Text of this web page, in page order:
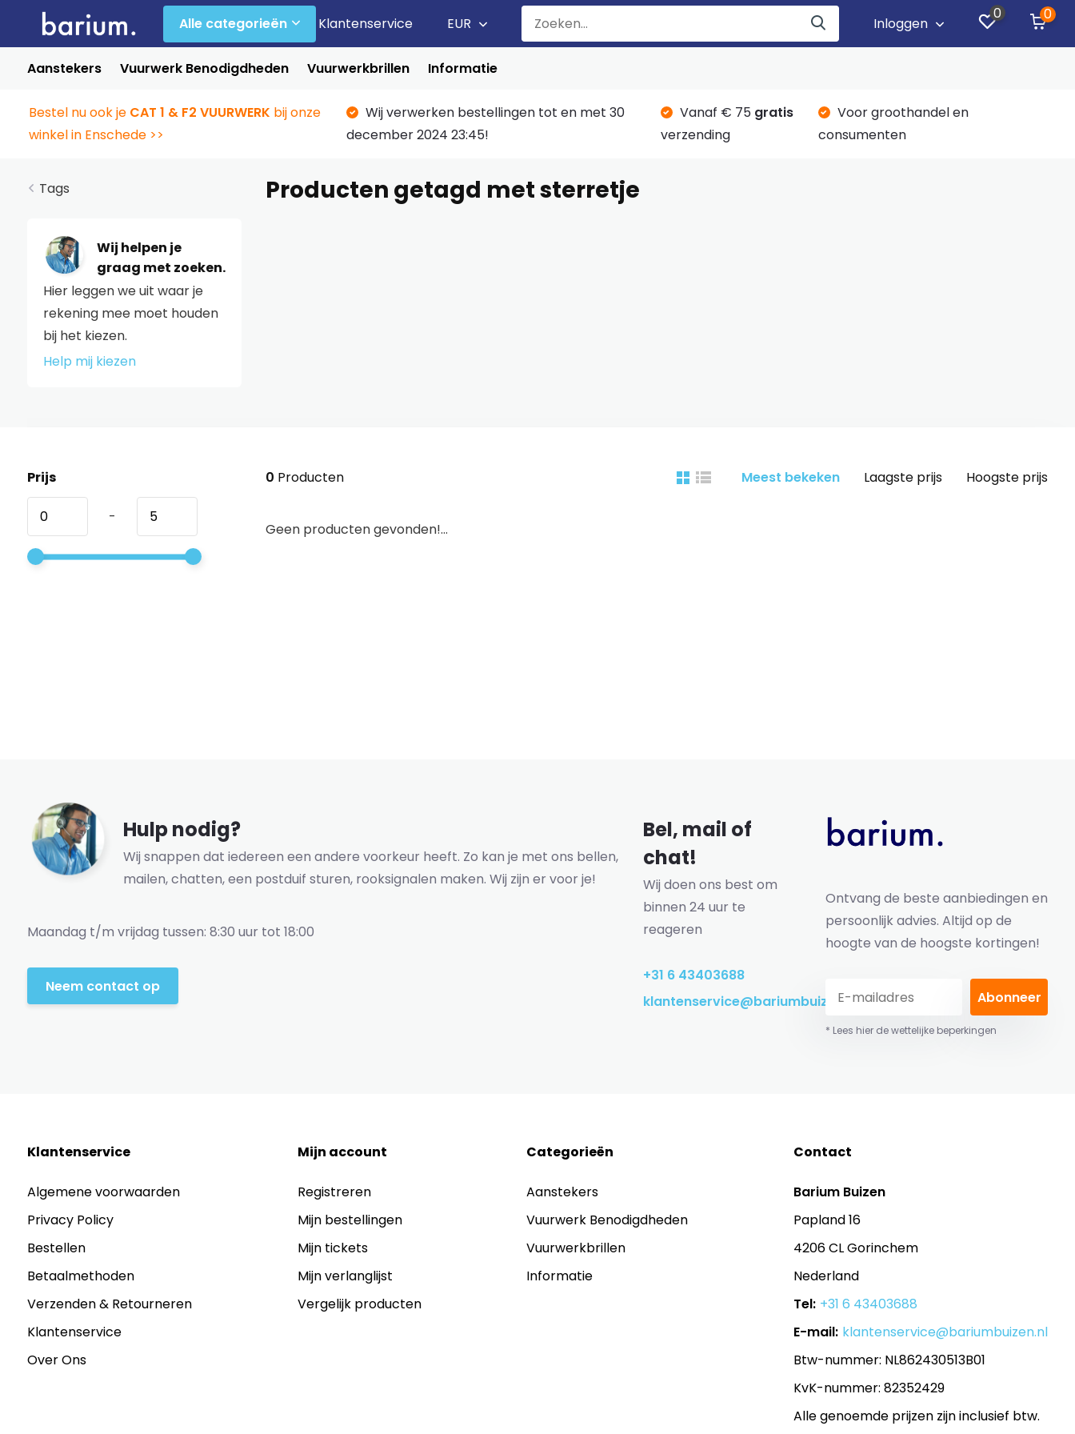
Alle categorieën Klantenservice EUR Inloggen
0 0
Aanstekers Vuurwerk Benodigdheden Vuurwerkbrillen Informatie
Bestel nu ook je CAT 1 & F2 VUURWERK bij onze
winkel in Enschede >>
Wij verwerken bestellingen tot en met 30
december 2024 23:45!
Vanaf € 75 gratis
verzending
Voor groothandel en
consumenten
Tags
Wij helpen je
graag met zoeken.
Hier leggen we uit waar je
rekening mee moet houden
bij het kiezen.
Help mij kiezen
Producten getagd met sterretje
Prijs
-
0 Producten Meest bekeken Laagste prijs Hoogste prijs
Geen producten gevonden!...
Hulp nodig?
Wij snappen dat iedereen een andere voorkeur heeft. Zo kan je met ons bellen,
mailen, chatten, een postduif sturen, rooksignalen maken. Wij zijn er voor je!
Maandag t/m vrijdag tussen: 8:30 uur tot 18:00
Neem contact op
Bel, mail of
chat!
Wij doen ons best om
binnen 24 uur te
reageren
+31 6 43403688
klantenservice@bariumbuizen.nl
Ontvang de beste aanbiedingen en
persoonlijk advies. Altijd op de
hoogte van de hoogste kortingen!
Abonneer
* Lees hier de wettelijke beperkingen
Klantenservice
Algemene voorwaarden
Privacy Policy
Bestellen
Betaalmethoden
Verzenden & Retourneren
Klantenservice
Over Ons
Mijn account
Registreren
Mijn bestellingen
Mijn tickets
Mijn verlanglijst
Vergelijk producten
Categorieën
Aanstekers
Vuurwerk Benodigdheden
Vuurwerkbrillen
Informatie
Contact
Barium Buizen
Papland 16
4206 CL Gorinchem
Nederland
Tel: +31 6 43403688
E-mail: klantenservice@bariumbuizen.nl
Btw-nummer: NL862430513B01
KvK-nummer: 82352429
Alle genoemde prijzen zijn inclusief btw.